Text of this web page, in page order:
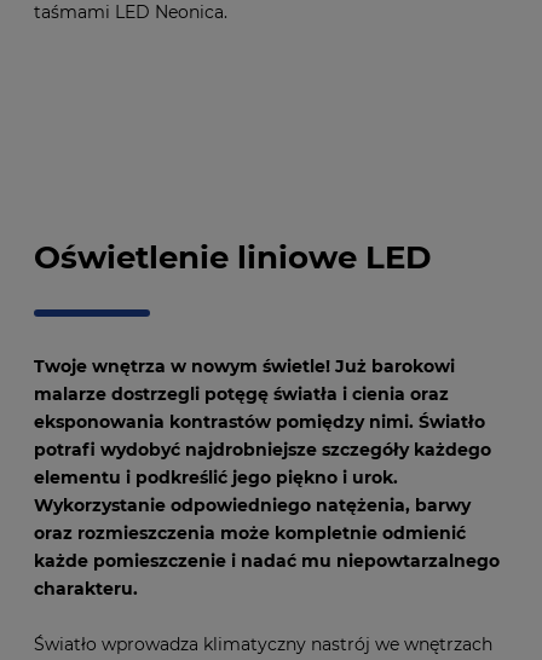
taśmami LED Neonica.
Oświetlenie liniowe LED
Twoje wnętrza w nowym świetle! Już barokowi
malarze dostrzegli potęgę światła i cienia oraz
eksponowania kontrastów pomiędzy nimi. Światło
potrafi wydobyć najdrobniejsze szczegóły każdego
elementu i podkreślić jego piękno i urok.
Wykorzystanie odpowiedniego natężenia, barwy
oraz rozmieszczenia może kompletnie odmienić
każde pomieszczenie i nadać mu niepowtarzalnego
charakteru.
Światło wprowadza klimatyczny nastrój we wnętrzach